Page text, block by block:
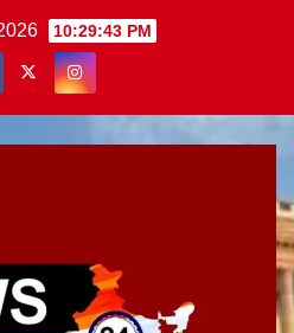
10:29:43 PM